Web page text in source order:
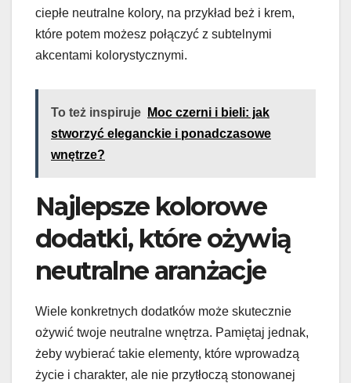
ciepłe neutralne kolory, na przykład beż i krem,
które potem możesz połączyć z subtelnymi
akcentami kolorystycznymi.
To też inspiruje
Moc czerni i bieli: jak
stworzyć eleganckie i ponadczasowe
wnętrze?
Najlepsze kolorowe
dodatki, które ożywią
neutralne aranżacje
Wiele konkretnych dodatków może skutecznie
ożywić twoje neutralne wnętrza. Pamiętaj jednak,
żeby wybierać takie elementy, które wprowadzą
życie i charakter, ale nie przytłoczą stonowanej